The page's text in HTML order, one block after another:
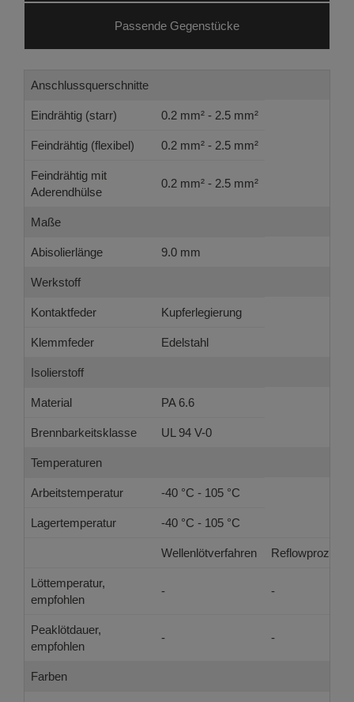
Passende Gegenstücke
Anschlussquerschnitte
Eindrähtig (starr) 0.2 mm² - 2.5 mm²
Feindrähtig (flexibel) 0.2 mm² - 2.5 mm²
Feindrähtig mit
Aderendhülse
0.2 mm² - 2.5 mm²
Maße
Abisolierlänge 9.0 mm
Werkstoff
Kontaktfeder Kupferlegierung
Klemmfeder Edelstahl
Isolierstoff
Material PA 6.6
Brennbarkeitsklasse UL 94 V-0
Temperaturen
Arbeitstemperatur -40 °C - 105 °C
Lagertemperatur -40 °C - 105 °C
Wellenlötverfahren Reflowprozess
Löttemperatur,
empfohlen
- -
Peaklötdauer,
empfohlen
- -
Farben